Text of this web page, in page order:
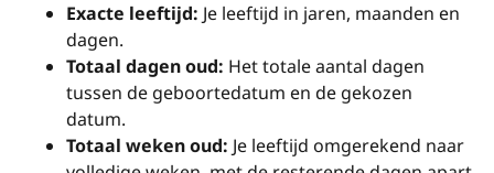
Exacte leeftijd: Je leeftijd in jaren, maanden en
dagen.
Totaal dagen oud: Het totale aantal dagen
tussen de geboortedatum en de gekozen
datum.
Totaal weken oud: Je leeftijd omgerekend naar